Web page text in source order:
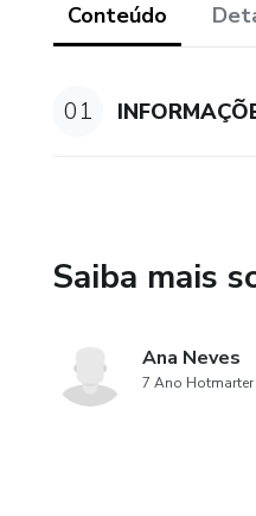
Conteúdo
01
Saiba mais
Ana Neves
7 Ano Hotmarter